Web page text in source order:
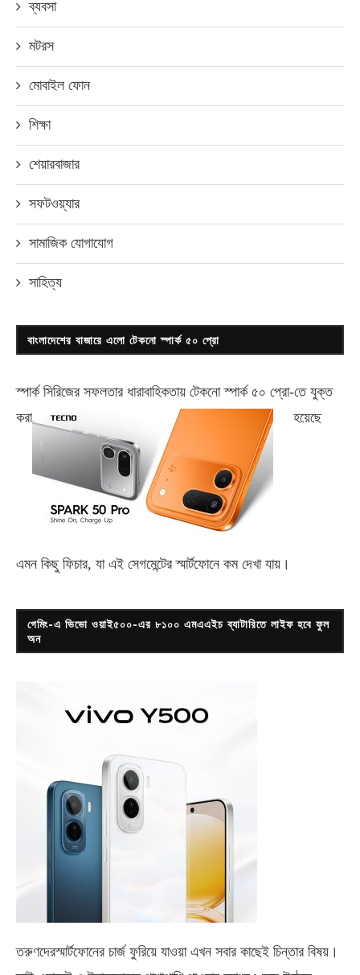
ব্যবসা
মটরস
মোবাইল ফোন
শিক্ষা
শেয়ারবাজার
সফটওয়্যার
সামাজিক যোগাযোগ
সাহিত্য
বাংলাদেশের বাজারে এলো টেকনো স্পার্ক ৫০ প্রো
স্পার্ক সিরিজের সফলতার ধারাবাহিকতায় টেকনোস্পার্ক ৫০ প্রো-তে যুক্ত
করা
হয়েছে
এমন কিছু ফিচার, যা এই সেগমেন্টের স্মার্টফোনে কম দেখা যায়।
গেমিং-এ ভিভো ওয়াই৫০০-এর ৮১০০ এমএএইচ ব্যাটারিতে লাইফ হবে ফুল
অন
তরুণদেরস্মার্টফোনের চার্জ ফুরিয়ে যাওয়া এখন সবার কাছেই চিন্তার বিষয়।